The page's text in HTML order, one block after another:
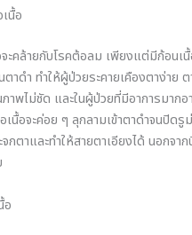
นื้อ
ะคล้ายกับโรคต้อลม เพียงแต่มีก้อนเ
ตาดำ ทำให้ผู้ป่วยระคายเคืองตาง่าย
าพไม่ชัด และในผู้ป่วยที่มีอาการมาก
นื้อจะค่อย ๆ ลุกลามเข้าตาดำจนปิดรู
กตาและทำให้สายตาเอียงได้ นอกจา
อ